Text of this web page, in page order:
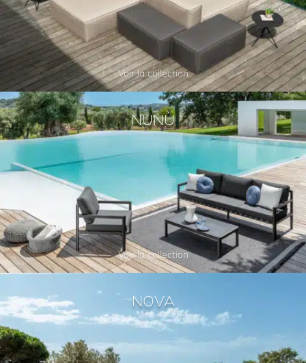
Voir la collection
NUNÙ
Voir la collection
NOVA